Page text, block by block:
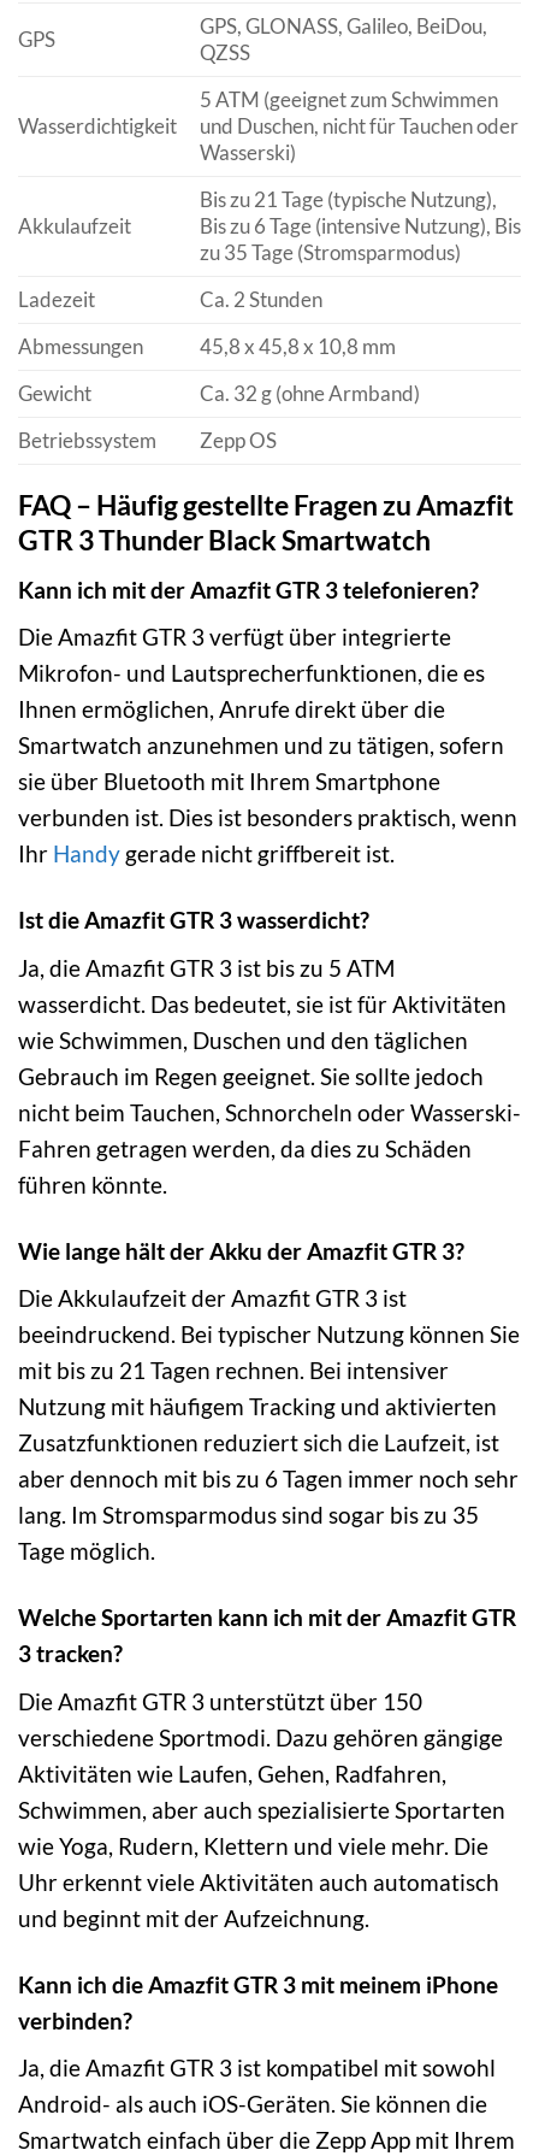
GPS
GPS, GLONASS, Galileo, BeiDou,
QZSS
Wasserdichtigkeit
5 ATM (geeignet zum Schwimmen
und Duschen, nicht für Tauchen oder
Wasserski)
Akkulaufzeit
Bis zu 21 Tage (typische Nutzung),
Bis zu 6 Tage (intensive Nutzung), Bis
zu 35 Tage (Stromsparmodus)
Ladezeit
Ca. 2 Stunden
Abmessungen
45,8 x 45,8 x 10,8 mm
Gewicht
Ca. 32 g (ohne Armband)
Betriebssystem
Zepp OS
FAQ – Häufig gestellte Fragen zu Amazfit
GTR 3 Thunder Black Smartwatch
Kann ich mit der Amazfit GTR 3 telefonieren?
Die Amazfit GTR 3 verfügt über integrierte
Mikrofon- und Lautsprecherfunktionen, die es
Ihnen ermöglichen, Anrufe direkt über die
Smartwatch anzunehmen und zu tätigen, sofern
sie über Bluetooth mit Ihrem Smartphone
verbunden ist. Dies ist besonders praktisch, wenn
Ihr Handy gerade nicht griffbereit ist.
Ist die Amazfit GTR 3 wasserdicht?
Ja, die Amazfit GTR 3 ist bis zu 5 ATM
wasserdicht. Das bedeutet, sie ist für Aktivitäten
wie Schwimmen, Duschen und den täglichen
Gebrauch im Regen geeignet. Sie sollte jedoch
nicht beim Tauchen, Schnorcheln oder Wasserski-
Fahren getragen werden, da dies zu Schäden
führen könnte.
Wie lange hält der Akku der Amazfit GTR 3?
Die Akkulaufzeit der Amazfit GTR 3 ist
beeindruckend. Bei typischer Nutzung können Sie
mit bis zu 21 Tagen rechnen. Bei intensiver
Nutzung mit häufigem Tracking und aktivierten
Zusatzfunktionen reduziert sich die Laufzeit, ist
aber dennoch mit bis zu 6 Tagen immer noch sehr
lang. Im Stromsparmodus sind sogar bis zu 35
Tage möglich.
Welche Sportarten kann ich mit der Amazfit GTR
3 tracken?
Die Amazfit GTR 3 unterstützt über 150
verschiedene Sportmodi. Dazu gehören gängige
Aktivitäten wie Laufen, Gehen, Radfahren,
Schwimmen, aber auch spezialisierte Sportarten
wie Yoga, Rudern, Klettern und viele mehr. Die
Uhr erkennt viele Aktivitäten auch automatisch
und beginnt mit der Aufzeichnung.
Kann ich die Amazfit GTR 3 mit meinem iPhone
verbinden?
Ja, die Amazfit GTR 3 ist kompatibel mit sowohl
Android- als auch iOS-Geräten. Sie können die
Smartwatch einfach über die Zepp App mit Ihrem